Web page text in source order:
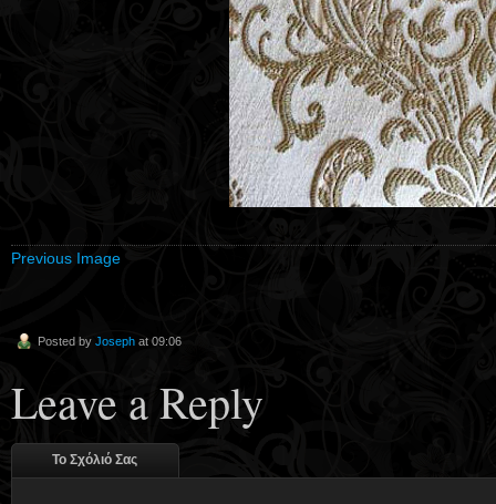
Previous Image
Posted by Joseph at 09:06
Leave a Reply
Το Σχόλιό Σας